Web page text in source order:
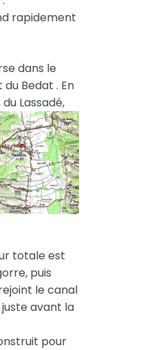
rapidement
dans le
Bedat . En
Lassadé,
totale est
puis
le canal
juste avant la
pour